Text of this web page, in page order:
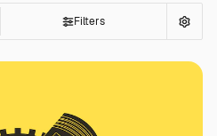
Filters